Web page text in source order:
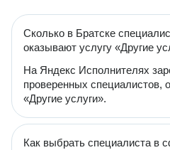
Сколько в Братске
оказывают услугу «Другие
На Яндекс Исполнителях
проверенных специалистов,
«Другие услуги».
Как выбрать специалиста в